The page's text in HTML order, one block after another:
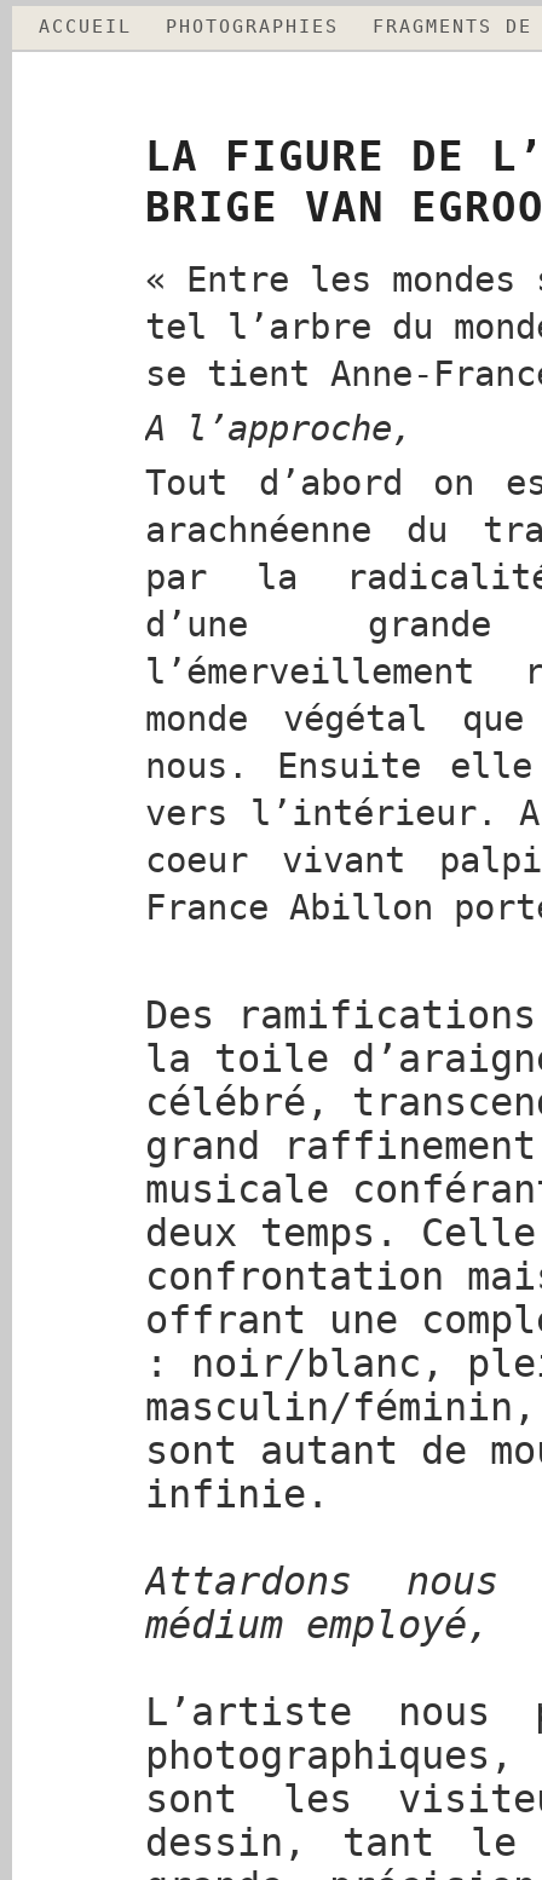
ACCUEIL PHOTOGRAPHIES FRAGMENTS DE
LA FIGURE DE
BRIGE VAN
« Entre les
tel l’arbre du
se tient Anne-
A l’approche,
Tout d’abord on
arachnéenne du
par la radicalité
d’une
monde végétal
nous. Ensuite
vers l’intérieur.
coeur vivant
France Abillon
Des
la toile
célébré,
grand
musicale
deux temps.
confrontation
offrant une
: noir/blanc,
masculin/
sont autant de
infinie.
Attardons
médium employé,
L’artiste nous
sont les
dessin, tant le